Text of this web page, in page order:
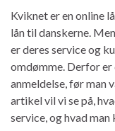
Kviknet er en online
lån til danskerne.
er deres service og
omdømme. Derfor
anmeldelse, før man
artikel vil vi se på,
service, og hvad